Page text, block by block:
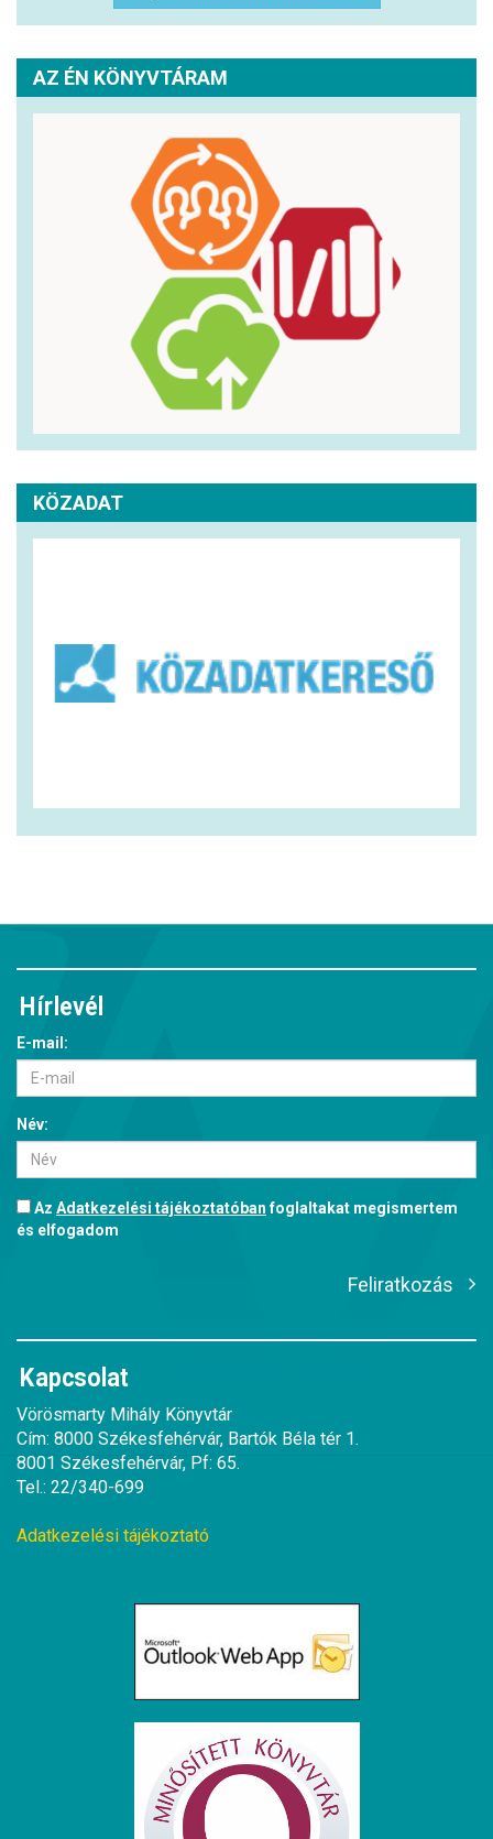
AZ ÉN KÖNYVTÁRAM
KÖZADAT
Hírlevél
E-mail:
Név:
Az Adatkezelési tájékoztatóbanfoglaltakat megismertem
és elfogadom
Feliratkozás
Kapcsolat
Vörösmarty Mihály Könyvtár
Cím: 8000 Székesfehérvár, Bartók Béla tér 1.
8001 Székesfehérvár, Pf: 65.
Tel.: 22/340-699
Adatkezelési tájékoztató